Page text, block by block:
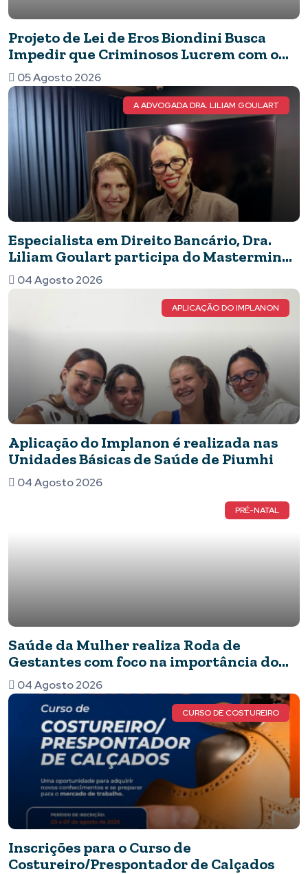
Projeto de Lei de Eros Biondini Busca
Impedir que Criminosos Lucrem com o
Patrimônio de suas Vítimas
05 Agosto 2026
A ADVOGADA DRA. LILIAM GOULART
Especialista em Direito Bancário, Dra.
Liliam Goulart participa do Mastermind
Dinastia Black sobre Marketing e
Inteligência Artificial
04 Agosto 2026
APLICAÇÃO DO IMPLANON
Aplicação do Implanon é realizada nas
Unidades Básicas de Saúde de Piumhi
04 Agosto 2026
PRÉ-NATAL
Saúde da Mulher realiza Roda de
Gestantes com foco na importância do
pré-natal
04 Agosto 2026
CURSO DE COSTUREIRO
Inscrições para o Curso de
Costureiro/Prespontador de Calçados